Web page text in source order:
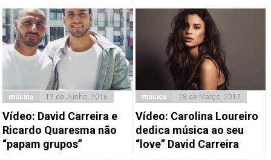
música 17 de Junho, 2016
Vídeo: David Carreira e
Ricardo Quaresma não
“papam grupos”
música 28 de Março, 2017
Vídeo: Carolina Loureiro
dedica música ao seu
“love” David Carreira